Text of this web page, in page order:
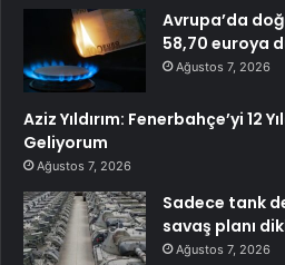
Avrupa’da
58,70 euroya
Ağustos 7, 2026
Aziz Yıldırım: Fenerbahçe’yi 12
Geliyorum
Ağustos 7, 2026
Sadece tank
savaş planı
Ağustos 7, 2026